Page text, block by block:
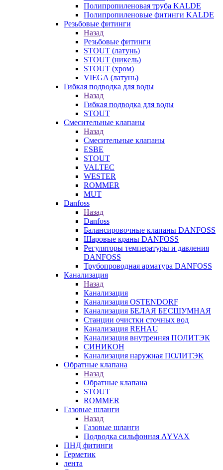
Полипропиленовая труба KALDE
Полипропиленовые фитинги KALDE
Резьбовые фитинги
Назад
Резьбовые фитинги
STOUT (латунь)
STOUT (никель)
STOUT (хром)
VIEGA (латунь)
Гибкая подводка для воды
Назад
Гибкая подводка для воды
STOUT
Смесительные клапаны
Назад
Смесительные клапаны
ESBE
STOUT
VALTEC
WESTER
ROMMER
MUT
Danfoss
Назад
Danfoss
Балансировочные клапаны DANFOSS
Шаровые краны DANFOSS
Регуляторы температуры и давления
DANFOSS
Трубопроводная арматура DANFOSS
Канализация
Назад
Канализация
Канализация OSTENDORF
Канализация БЕЛАЯ БЕСШУМНАЯ
Станции очистки сточных вод
Канализация REHAU
Канализация внутренняя ПОЛИТЭК
СИНИКОН
Канализация наружная ПОЛИТЭК
Обратные клапана
Назад
Обратные клапана
STOUT
ROMMER
Газовые шланги
Назад
Газовые шланги
Подводка сильфонная AYVAX
ПНД фитинги
Герметик
лента